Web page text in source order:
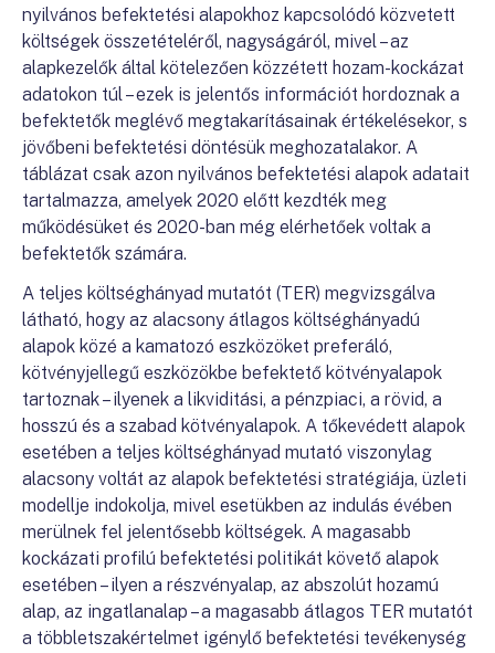
nyilvános befektetési alapokhoz kapcsolódó közvetett
költségek összetételéről, nagyságáról, mivel – az
alapkezelők által kötelezően közzétett hozam-kockázat
adatokon túl – ezek is jelentős információt hordoznak a
befektetők meglévő megtakarításainak értékelésekor, s
jövőbeni befektetési döntésük meghozatalakor. A
táblázat csak azon nyilvános befektetési alapok adatait
tartalmazza, amelyek 2020 előtt kezdték meg
működésüket és 2020-ban még elérhetőek voltak a
befektetők számára.
A teljes költséghányad mutatót (TER) megvizsgálva
látható, hogy az alacsony átlagos költséghányadú
alapok közé a kamatozó eszközöket preferáló,
kötvényjellegű eszközökbe befektető kötvényalapok
tartoznak – ilyenek a likviditási, a pénzpiaci, a rövid, a
hosszú és a szabad kötvényalapok. A tőkevédett alapok
esetében a teljes költséghányad mutató viszonylag
alacsony voltát az alapok befektetési stratégiája, üzleti
modellje indokolja, mivel esetükben az indulás évében
merülnek fel jelentősebb költségek. A magasabb
kockázati profilú befektetési politikát követő alapok
esetében – ilyen a részvényalap, az abszolút hozamú
alap, az ingatlanalap – a magasabb átlagos TER mutatót
a többletszakértelmet igénylő befektetési tevékenység